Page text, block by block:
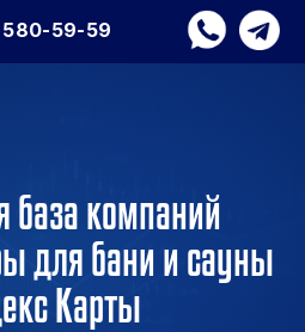
580-59-59
база компаний
для бани и сауны
Карты